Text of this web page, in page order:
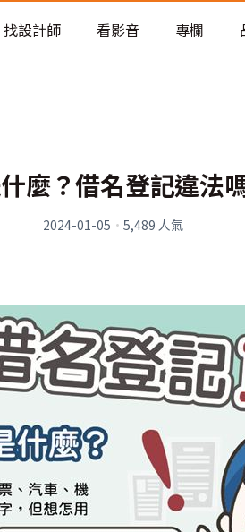
老屋預算分配與高 CP 值煥新術
找設計師 看影音 專欄
麼？借名登記違法
2024-01-05 · 5,489 人氣